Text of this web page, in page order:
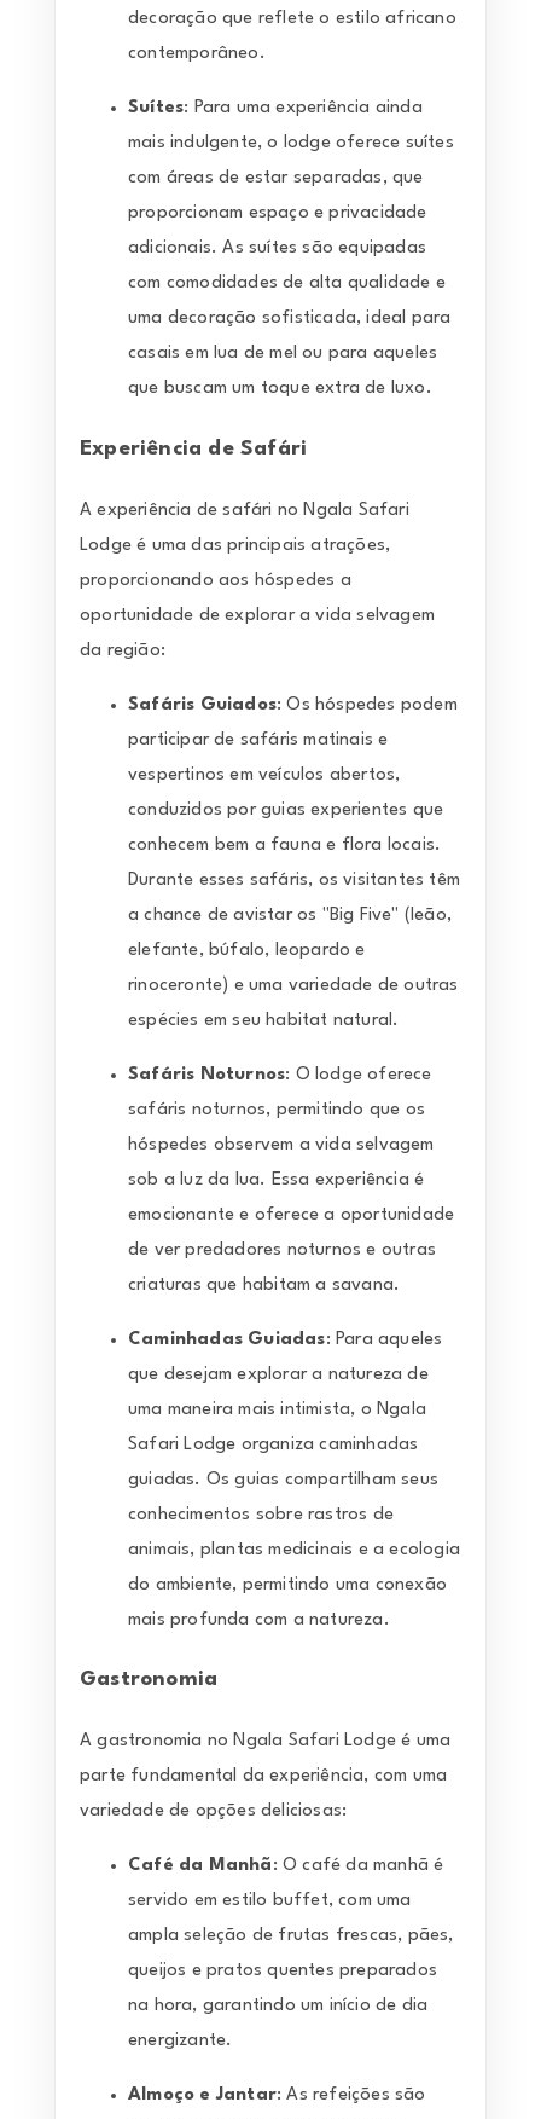
decoração que reflete o estilo africano
contemporâneo.
Suítes: Para uma experiência ainda
mais indulgente, o lodge oferece suítes
com áreas de estar separadas, que
proporcionam espaço e privacidade
adicionais. As suítes são equipadas
com comodidades de alta qualidade e
uma decoração sofisticada, ideal para
casais em lua de mel ou para aqueles
que buscam um toque extra de luxo.
Experiência de Safári
A experiência de safári no Ngala Safari
Lodge é uma das principais atrações,
proporcionando aos hóspedes a
oportunidade de explorar a vida selvagem
da região:
Safáris Guiados: Os hóspedes podem
participar de safáris matinais e
vespertinos em veículos abertos,
conduzidos por guias experientes que
conhecem bem a fauna e flora locais.
Durante esses safáris, os visitantes têm
a chance de avistar os "Big Five" (leão,
elefante, búfalo, leopardo e
rinoceronte) e uma variedade de outras
espécies em seu habitat natural.
Safáris Noturnos: O lodge oferece
safáris noturnos, permitindo que os
hóspedes observem a vida selvagem
sob a luz da lua. Essa experiência é
emocionante e oferece a oportunidade
de ver predadores noturnos e outras
criaturas que habitam a savana.
Caminhadas Guiadas: Para aqueles
que desejam explorar a natureza de
uma maneira mais intimista, o Ngala
Safari Lodge organiza caminhadas
guiadas. Os guias compartilham seus
conhecimentos sobre rastros de
animais, plantas medicinais e a ecologia
do ambiente, permitindo uma conexão
mais profunda com a natureza.
Gastronomia
A gastronomia no Ngala Safari Lodge é uma
parte fundamental da experiência, com uma
variedade de opções deliciosas:
Café da Manhã : O café da manhã é
servido em estilo buffet, com uma
ampla seleção de frutas frescas, pães,
queijos e pratos quentes preparados
na hora, garantindo um início de dia
energizante.
Almoço e Jantar: As refeições são